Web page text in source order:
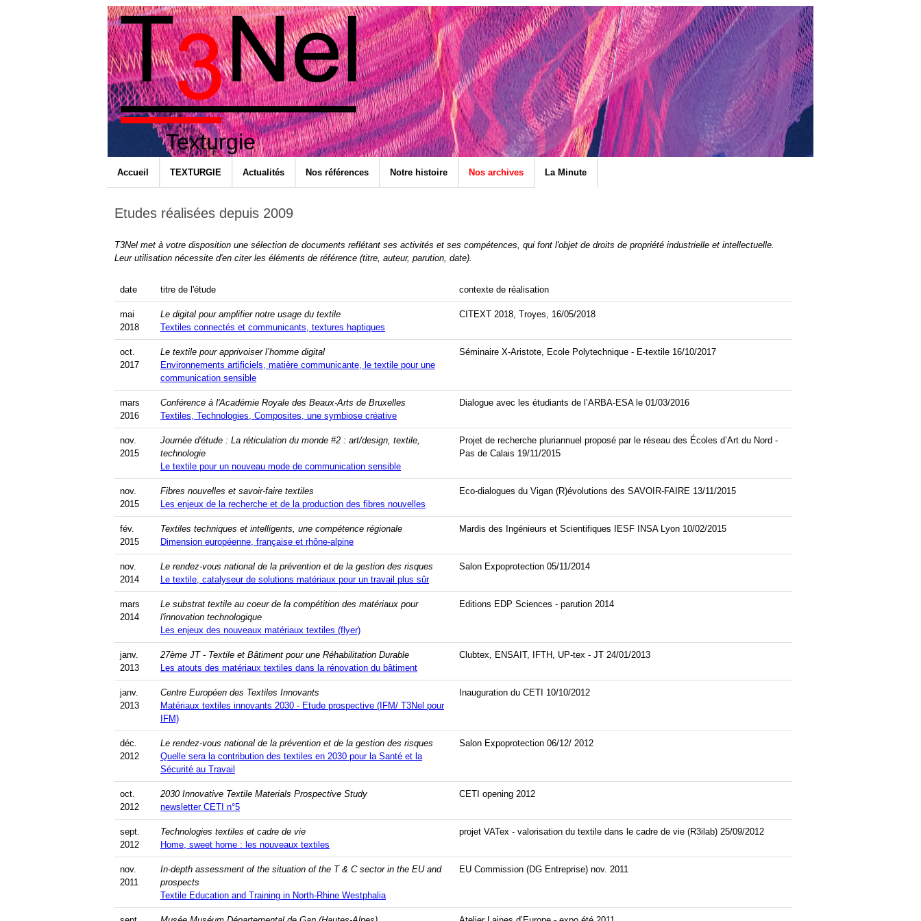
Texturgie
Accueil TEXTURGIE Actualités Nos références Notre histoire Nos archives
archives-mdt-2016 archives-mdt-2017 archives-mdt-2018 archives-mdt-2019 archives-mdt-2020 archives-mdt-2021 archives-mdt-2022
La Minute
Etudes réalisées depuis 2009
T3Nel met à votre disposition une sélection de documents reflétant ses activités et ses compétences, qui font l'objet de droits de propriété industrielle et intellectuelle.
Leur utilisation nécessite d'en citer les éléments de référence (titre, auteur, parution, date).
date titre de l'étude contexte de réalisation
mai
2018
Le digital pour amplifier notre usage du textile
Textiles connectés et communicants, textures haptiques
CITEXT 2018, Troyes, 16/05/2018
oct.
2017
Le textile pour apprivoiser l’homme digital
Environnements artificiels, matière communicante, le textile pour une
communication sensible
Séminaire X-Aristote, Ecole Polytechnique - E-textile 16/10/2017
mars
2016
Conférence à l'Académie Royale des Beaux-Arts de Bruxelles
Textiles, Technologies, Composites, une symbiose créative
Dialogue avec les étudiants de l’ARBA-ESA le 01/03/2016
nov.
2015
Journée d'étude : La réticulation du monde #2 : art/design, textile,
technologie
Le textile pour un nouveau mode de communication sensible
Projet de recherche pluriannuel proposé par le réseau des Écoles d’Art du Nord -
Pas de Calais 19/11/2015
nov.
2015
Fibres nouvelles et savoir-faire textiles
Les enjeux de la recherche et de la production des fibres nouvelles
Eco-dialogues du Vigan (R)évolutions des SAVOIR-FAIRE 13/11/2015
fév.
2015
Textiles techniques et intelligents, une compétence régionale
Dimension européenne, française et rhône-alpine
Mardis des Ingénieurs et Scientifiques IESF INSA Lyon 10/02/2015
nov.
2014
Le rendez-vous national de la prévention et de la gestion des risques
Le textile, catalyseur de solutions matériaux pour un travail plus sûr
Salon Expoprotection 05/11/2014
mars
2014
Le substrat textile au coeur de la compétition des matériaux pour
l'innovation technologique
Les enjeux des nouveaux matériaux textiles (flyer)
Editions EDP Sciences - parution 2014
janv.
2013
27ème JT - Textile et Bâtiment pour une Réhabilitation Durable
Les atouts des matériaux textiles dans la rénovation du bâtiment
Clubtex, ENSAIT, IFTH, UP-tex - JT 24/01/2013
janv.
2013
Centre Européen des Textiles Innovants
Matériaux textiles innovants 2030 - Etude prospective (IFM/ T3Nel pour
IFM)
Inauguration du CETI 10/10/2012
déc.
2012
Le rendez-vous national de la prévention et de la gestion des risques
Quelle sera la contribution des textiles en 2030 pour la Santé et la
Sécurité au Travail
Salon Expoprotection 06/12/ 2012
oct.
2012
2030 Innovative Textile Materials Prospective Study
newsletter CETI n°5
CETI opening 2012
sept.
2012
Technologies textiles et cadre de vie
Home, sweet home : les nouveaux textiles
projet VATex - valorisation du textile dans le cadre de vie (R3ilab) 25/09/2012
nov.
2011
In-depth assessment of the situation of the T & C sector in the EU and
prospects
Textile Education and Training in North-Rhine Westphalia
EU Commission (DG Entreprise) nov. 2011